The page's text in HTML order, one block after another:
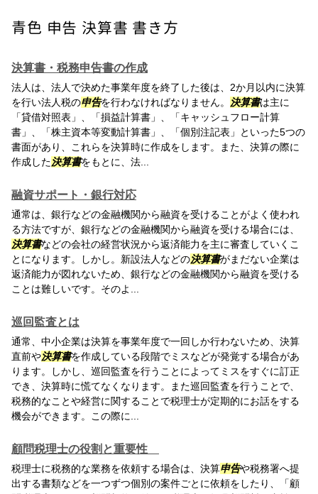
青色 申告 決算書 書き方
決算書・税務申告書の作成
法人は、法人で決めた事業年度を終了した後は、2か月以内に決算
を行い法人税の申告を行わなければなりません。 決算書は主に
「貸借対照表」、「損益計算書」、「キャッシュフロー計算
書」、「株主資本等変動計算書」、「個別注記表」といった5つの
書面があり、これらを決算時に作成をします。また、決算の際に
作成した決算書をもとに、法...
融資サポート・銀行対応
通常は、銀行などの金融機関から融資を受けることがよく使われ
る方法ですが、銀行などの金融機関から融資を受ける場合には、
決算書などの会社の経営状況から返済能力を主に審査していくこ
とになります。しかし。新設法人などの決算書がまだない企業は
返済能力が図れないため、銀行などの金融機関から融資を受ける
ことは難しいです。そのよ...
巡回監査とは
通常、中小企業は決算を事業年度で一回しか行わないため、決算
直前や決算書を作成している段階でミスなどが発覚する場合があ
ります。しかし、巡回監査を行うことによってミスをすぐに訂正
でき、決算時に慌てなくなります。また巡回監査を行うことで、
税務的なことや経営に関することで税理士が定期的にお話をする
機会ができます。この際に...
顧問税理士の役割と重要性
税理士に税務的な業務を依頼する場合は、決算申告や税務署へ提
出する書類などを一つずつ個別の案件ごとに依頼をしたり、「顧